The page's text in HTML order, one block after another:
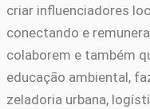
criar influenciadores
conectando e
colaborem e também
educação ambiental,
zeladoria urbana,